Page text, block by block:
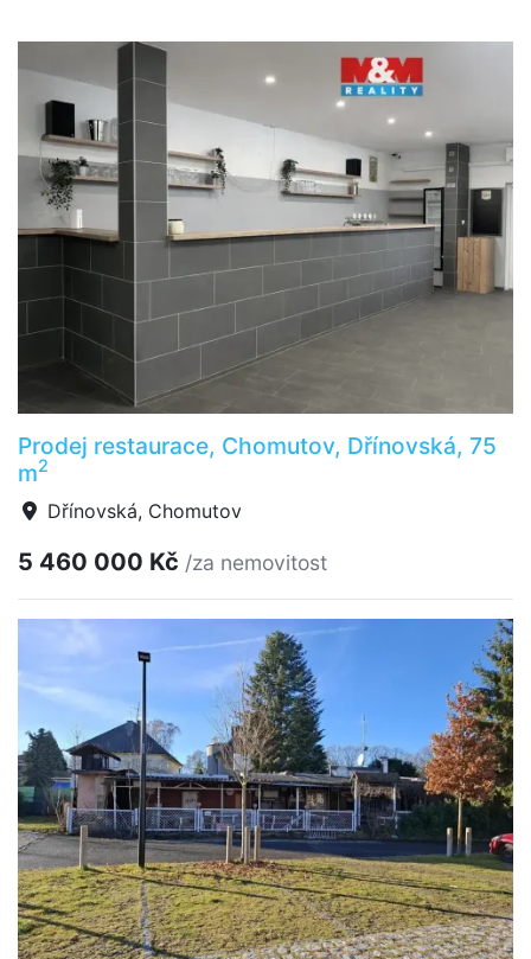
Prodej restaurace, Chomutov, Dřínovská, 75
m2
Dřínovská, Chomutov
5 460 000 Kč /za nemovitost